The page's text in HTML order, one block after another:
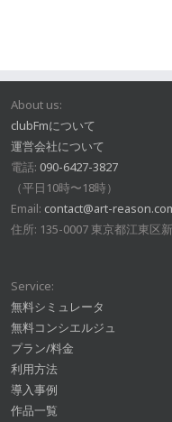
About us:
clubFmについて
運営会社について
電話: 090-6427-3827
（平日10時〜18時）
Email: contact@art-
住所: 135-0007 東京都江東区
Service:
無料シミュレータ
無料コンシエルジュ
プラン/料金
利用方法
導入事例
作品一覧